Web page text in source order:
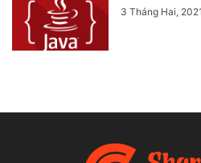
3 Tháng Hai, 2021